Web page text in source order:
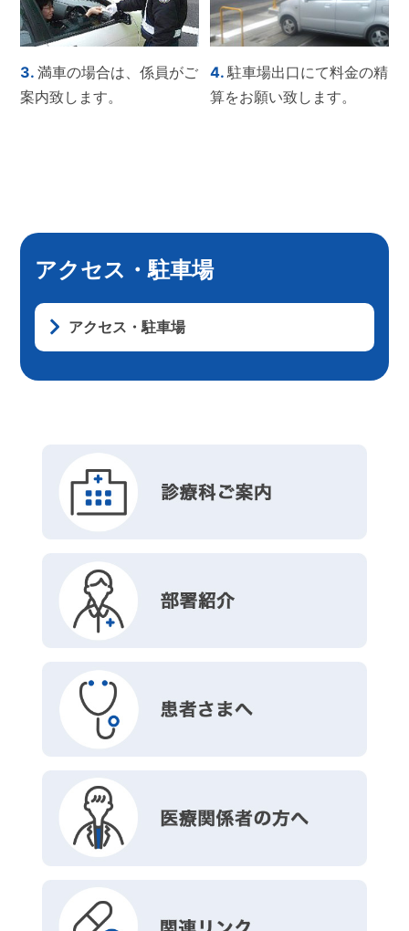
3.満車の場合は、係員がご
案内致します。
4.駐車場出口にて料金の精
算をお願い致します。
アクセス・駐車場
アクセス・駐車場